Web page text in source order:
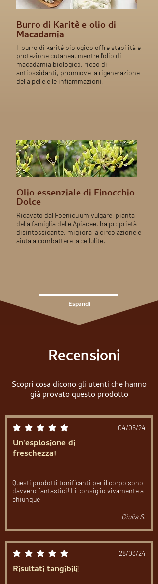
Burro di Karitè e olio di
Macadamia
Il burro di karité biologico offre stabilità e
protezione cutanea, mentre l'olio di
macadamia biologico, ricco di
antiossidanti, promuove la rigenerazione
della pelle e le infiammazioni.
Olio essenziale di Finocchio
Dolce
Ricavato dal Foeniculum vulgare, pianta
della famiglia delle Apiacee, ha proprietà
disintossicante, migliora la circolazione e
aiuta a combattere la cellulite.
Espandi
Recensioni
Scopri cosa dicono gli utenti che hanno
già provato questo prodotto
la valutazione media è 5 su 5 04/05/24
Un'esplosione di
freschezza!
Questi prodotti tonificanti per il corpo sono
davvero fantastici! Li consiglio vivamente a
chiunque
Giulia S.
la valutazione media è 5 su 5 28/03/24
Risultati tangibili!